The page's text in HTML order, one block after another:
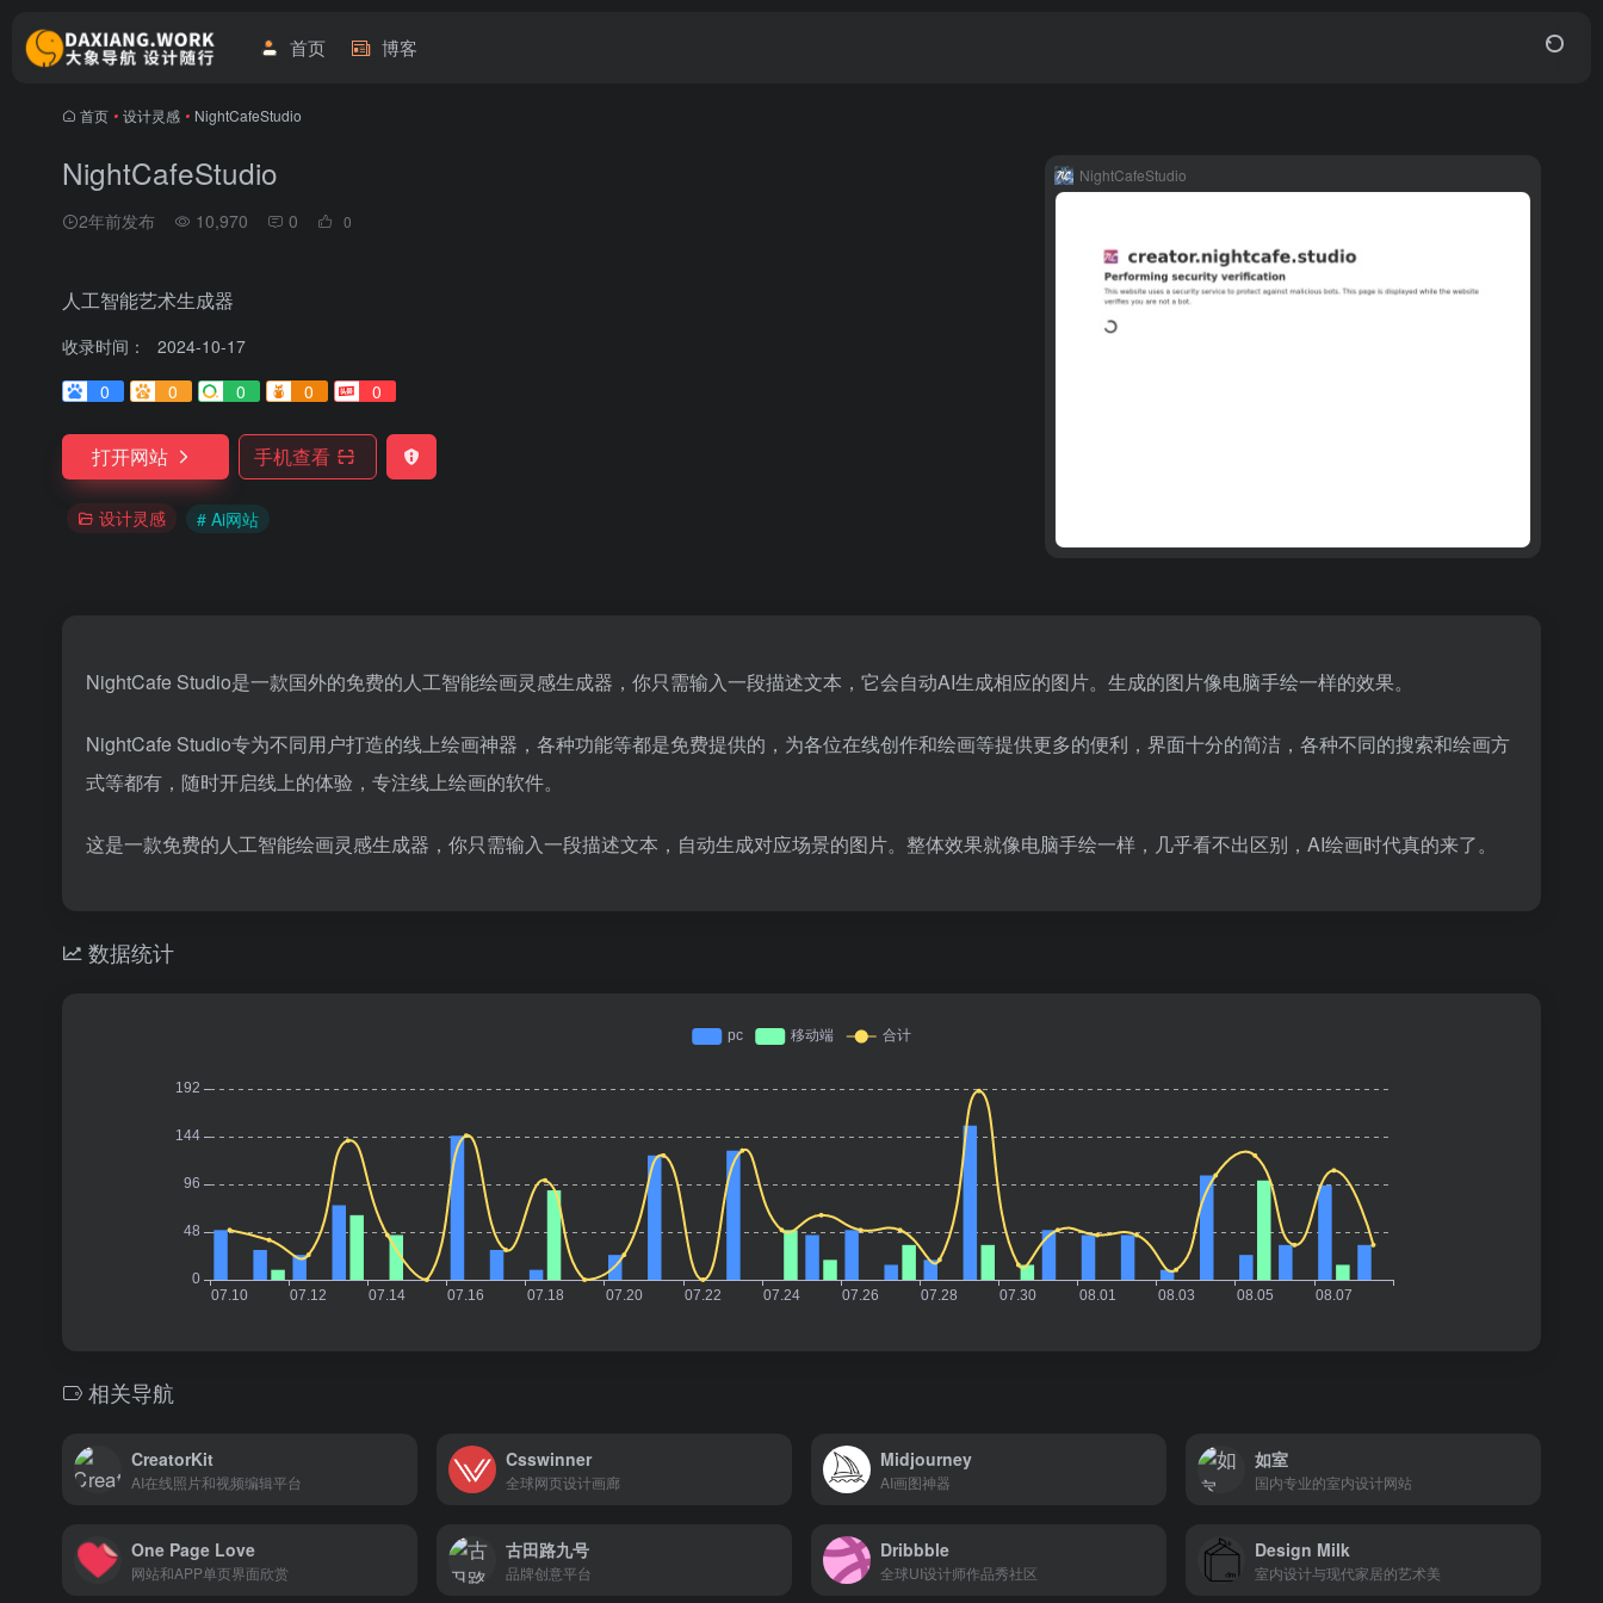
首页 博客
首页 • 设计灵感 • NightCafeStudio
NightCafeStudio
2年前发布 10,970 0 0
人工智能艺术生成器
收录时间：
2024-10-17
0
0 0 0 0
打开网站 手机查看
设计灵感 # Ai网站
NightCafeStudio
NightCafe Studio是一款国外的免费的人工智能绘画灵感生成器，你只需输入一段描述文本，它会自动AI生成相应的图片。生成的图片像电脑手绘一样的效果。
NightCafe Studio专为不同用户打造的线上绘画神器，各种功能等都是免费提供的，为各位在线创作和绘画等提供更多的便利，界面十分的简洁，各种不同的搜索和绘画方
式等都有，随时开启线上的体验，专注线上绘画的软件。
这是一款免费的人工智能绘画灵感生成器，你只需输入一段描述文本，自动生成对应场景的图片。整体效果就像电脑手绘一样，几乎看不出区别，AI绘画时代真的来了。
数据统计
相关导航
CreatorKit
AI在线照片和视频编辑平台
Csswinner
全球网页设计画廊
Midjourney
AI画图神器
如室
国内专业的室内设计网站
One Page Love
网站和APP单页界面欣赏
古田路九号
品牌创意平台
Dribbble
全球UI设计师作品秀社区
Design Milk
室内设计与现代家居的艺术美